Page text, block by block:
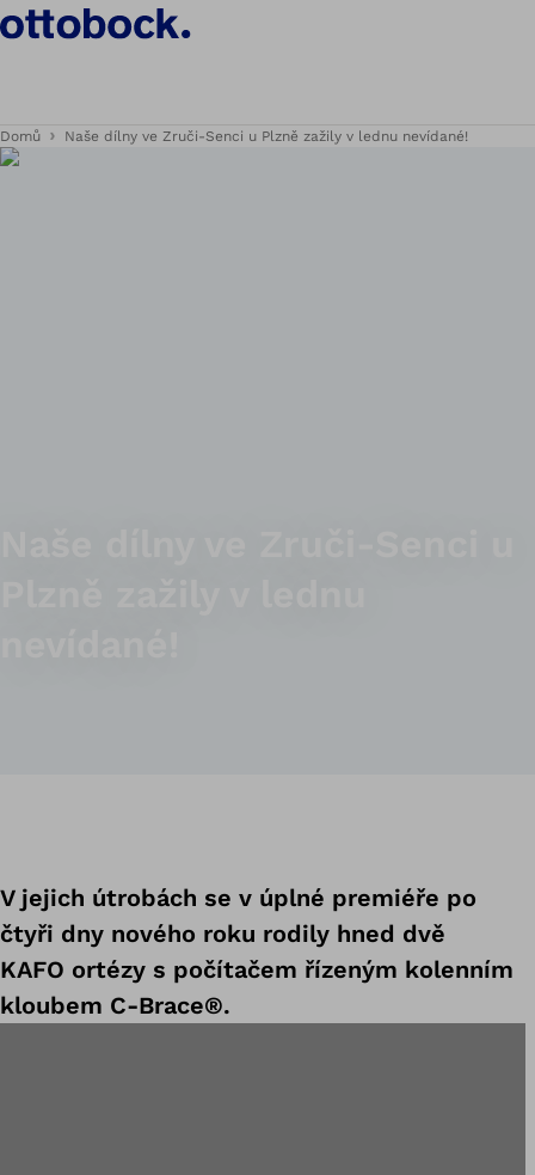
Domů Naše dílny ve Zruči-Senci u Plzně zažily v lednu nevídané!
V jejich útrobách se v úplné premiéře po
čtyři dny nového roku rodily hned dvě
KAFO ortézy s počítačem řízeným kolenním
kloubem C-Brace®.